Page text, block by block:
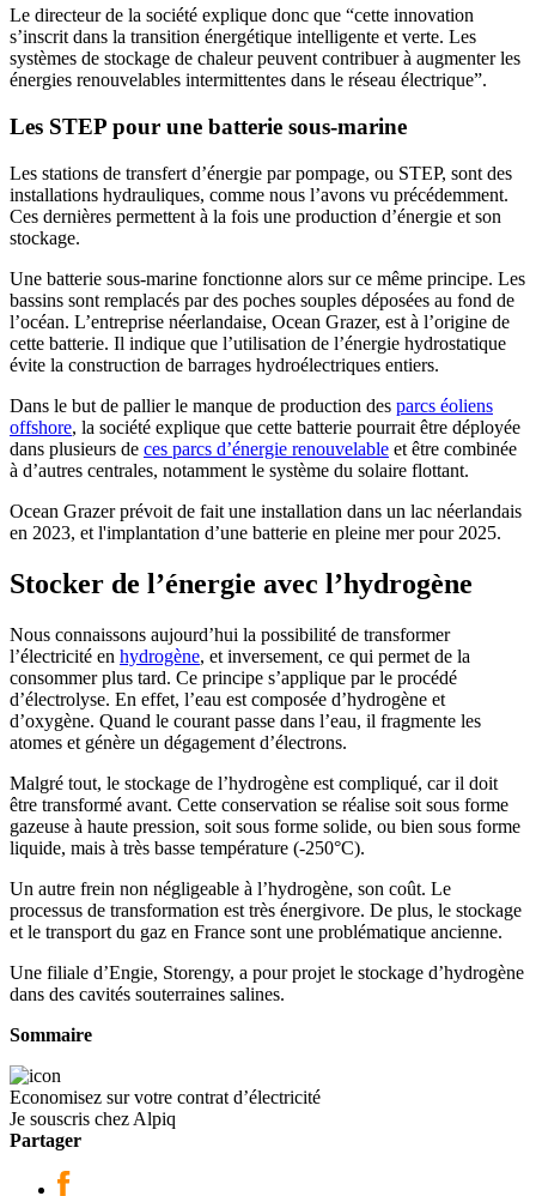
Le directeur de la société explique donc que “cette innovation
s’inscrit dans la transition énergétique intelligente et verte. Les
systèmes de stockage de chaleur peuvent contribuer à augmenter les
énergies renouvelables intermittentes dans le réseau électrique”.
Les STEP pour une batterie sous-marine
Les stations de transfert d’énergie par pompage, ou STEP, sont des
installations hydrauliques, comme nous l’avons vu précédemment.
Ces dernières permettent à la fois une production d’énergie et son
stockage.
Une batterie sous-marine fonctionne alors sur ce même principe. Les
bassins sont remplacés par des poches souples déposées au fond de
l’océan. L’entreprise néerlandaise, Ocean Grazer, est à l’origine de
cette batterie. Il indique que l’utilisation de l’énergie hydrostatique
évite la construction de barrages hydroélectriques entiers.
Dans le but de pallier le manque de production des parcs éoliens
offshore, la société explique que cette batterie pourrait être déployée
dans plusieurs de ces parcs d’énergie renouvelable et être combinée
à d’autres centrales, notamment le système du solaire flottant.
Ocean Grazer prévoit de fait une installation dans un lac néerlandais
en 2023, et l'implantation d’une batterie en pleine mer pour 2025.
Stocker de l’énergie avec l’hydrogène
Nous connaissons aujourd’hui la possibilité de transformer
l’électricité en hydrogène, et inversement, ce qui permet de la
consommer plus tard. Ce principe s’applique par le procédé
d’électrolyse. En effet, l’eau est composée d’hydrogène et
d’oxygène. Quand le courant passe dans l’eau, il fragmente les
atomes et génère un dégagement d’électrons.
Malgré tout, le stockage de l’hydrogène est compliqué, car il doit
être transformé avant. Cette conservation se réalise soit sous forme
gazeuse à haute pression, soit sous forme solide, ou bien sous forme
liquide, mais à très basse température (-250°C).
Un autre frein non négligeable à l’hydrogène, son coût. Le
processus de transformation est très énergivore. De plus, le stockage
et le transport du gaz en France sont une problématique ancienne.
Une filiale d’Engie, Storengy, a pour projet le stockage d’hydrogène
dans des cavités souterraines salines.
Sommaire
Economisez sur votre contrat d’électricité
Je souscris chez Alpiq
Partager